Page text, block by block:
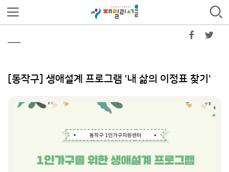
[동작구] 생애설계 프로그램 '내 삶의 이정표 찾기'